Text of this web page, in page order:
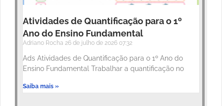
Atividades de Quantificação para o 1º
Ano do Ensino Fundamental
Adriano Rocha 26 de julho de 2026 07:32
Ads Atividades de Quantificação para o 1º Ano do
Ensino Fundamental Trabalhar a quantificação no
Saiba mais »